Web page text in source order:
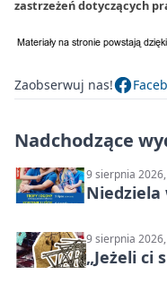
zastrzeżeń dotyczących
Zaobserwuj nas!
Nadchodzące
9 sierpnia
Niedziela
9 sierpnia
„Jeżeli ci